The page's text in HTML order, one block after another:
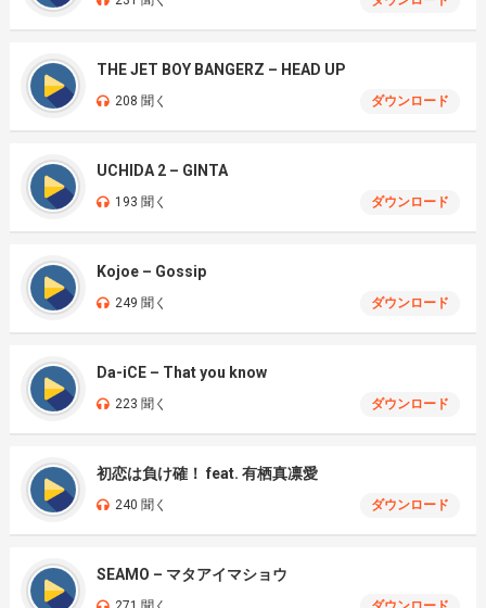
THE JET BOY BANGERZ – HEAD UP
208 聞く ダウンロード
UCHIDA 2 – GINTA
193 聞く ダウンロード
Kojoe – Gossip
249 聞く ダウンロード
Da-iCE – That you know
223 聞く ダウンロード
初恋は負け確！ feat. 有栖真凛愛
240 聞く ダウンロード
SEAMO – マタアイマショウ